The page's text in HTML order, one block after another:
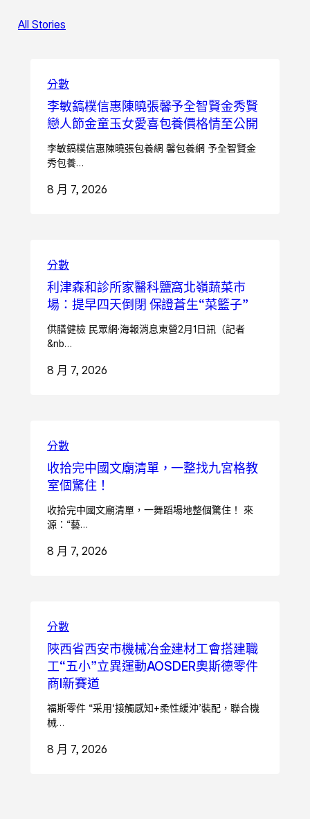
All Stories
分數
李敏鎬樸信惠陳曉張馨予全智賢金秀賢
戀人節金童玉女愛喜包養價格情至公開
李敏鎬樸信惠陳曉張包養網 馨包養網 予全智賢金
秀包養…
8 月 7, 2026
分數
利津森和診所家醫科鹽窩北嶺蔬菜市
場：提早四天倒閉 保證蒼生“菜籃子”
供膳健檢 民眾網·海報消息東營2月1日訊（記者
&nb…
8 月 7, 2026
分數
收拾完中國文廟清單，一整找九宮格教
室個驚住！
收拾完中國文廟清單，一舞蹈場地整個驚住！ 來
源：“藝…
8 月 7, 2026
分數
陜西省西安市機械冶金建材工會搭建職
工“五小”立異運動AOSDER奧斯德零件
商I新賽道
福斯零件 “采用‘接觸感知+柔性緩沖’裝配，聯合機
械…
8 月 7, 2026